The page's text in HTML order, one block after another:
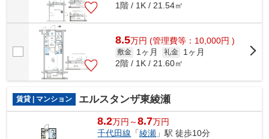
1階 / 1K / 21.54㎡
8.5万円 (管理費等：10,000円 )
敷金 1ヶ月 礼金
1ヶ月
2階 / 1K / 21.60㎡
賃貸 | マンション エルスタンザ東綾瀬
8.2万円～8.7万円
千代田線 「綾瀬 」駅 徒歩10分